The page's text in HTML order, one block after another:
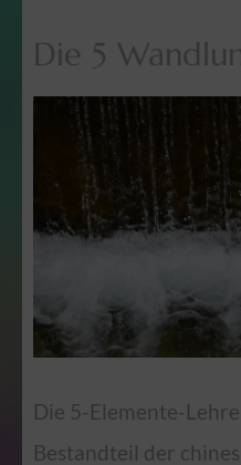
Die 5
Die 5-Elemente-
Bestandteil der